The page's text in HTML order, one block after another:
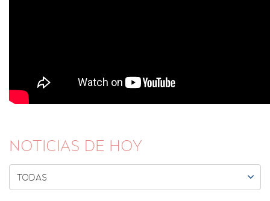
NOTICIAS DE HOY
TODAS 